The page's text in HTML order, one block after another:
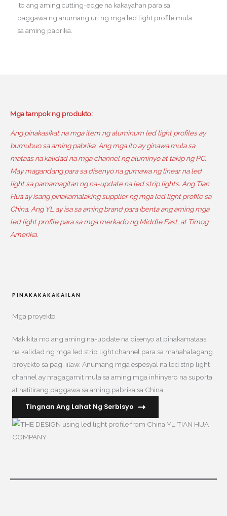
Ito ang aming cutting-edge na kakayahan para sa
paggawa ng anumang uri ng mga led light profile mula
sa aming pabrika.
Mga tampok ng produkto:
Ang pinakasikat na mga item ng aluminum led light profiles ay
bumubuo sa aming pabrika. Ang mga ito ay ginawa mula sa
mataas na kalidad na mga channel ng aluminyo at takip ng PC.
May magandang para sa disenyo na gumawa ng linear na led
light sa pamamagitan ng na-update na led strip lights. Ang Tian
Hua ay isang pinakamalaking supplier ng mga led light profile sa
China. Ang YL ay isa sa aming brand para ibenta ang aming mga
led light profile para sa mga merkado ng Middle East, at Timog
Amerika.
PINAKAKAKAKAILAN
Mga proyekto
Makikita mo ang aming na-update na disenyo at pinakamataas
na kalidad ng mga led strip light channel para sa mahahalagang
proyekto sa pag-iilaw. Anumang mga espesyal na led strip light
channel ay magagamit mula sa aming mga inhinyero na suporta
at natitirang paggawa sa aming pabrika sa China.
Tingnan Ang Lahat Ng Serbisyo